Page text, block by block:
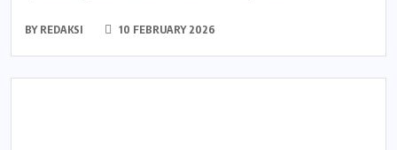
BY REDAKSI 10 FEBRUARY 2026